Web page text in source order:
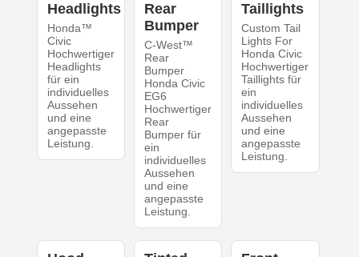
Headlights
Honda™
Civic
Hochwertiger
Headlights
für ein
individuelles
Aussehen
und eine
angepasste
Leistung.
Rear
Bumper
C-West™
Rear
Bumper
Honda Civic
EG6
Hochwertiger
Rear
Bumper für
ein
individuelles
Aussehen
und eine
angepasste
Leistung.
Taillights
Custom Tail
Lights For
Honda Civic
Hochwertiger
Taillights für
ein
individuelles
Aussehen
und eine
angepasste
Leistung.